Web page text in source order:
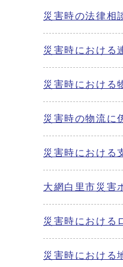
災害時の法律相
災害時における
災害時における
災害時の物流に
災害時における
大網白里市災害
災害時における
災害時における